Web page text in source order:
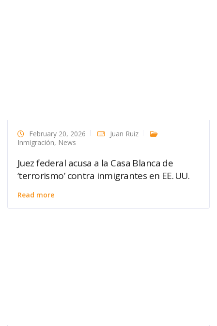
February 20, 2026
Juan Ruiz
Inmigración, News
Juez federal acusa a la Casa Blanca de
‘terrorismo’ contra inmigrantes en EE. UU.
Read more